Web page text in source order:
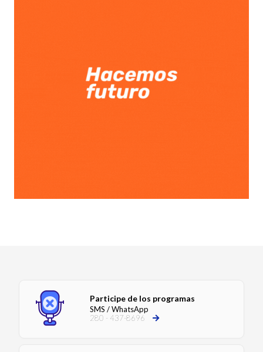
Participe de los programas
SMS / WhatsApp
280 - 437-8696